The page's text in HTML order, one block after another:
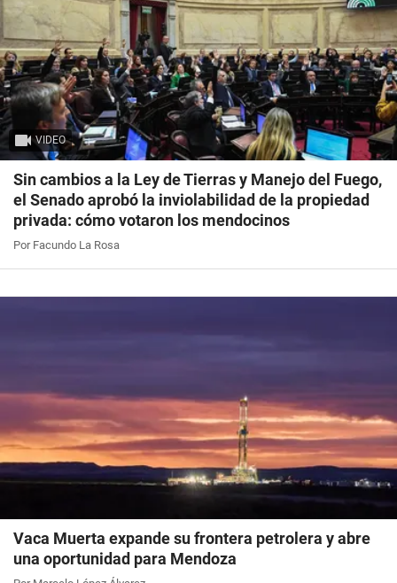
VIDEO
Sin cambios a la Ley de Tierras y Manejo del Fuego,
el Senado aprobó la inviolabilidad de la propiedad
privada: cómo votaron los mendocinos
Por Facundo La Rosa
Vaca Muerta expande su frontera petrolera y abre
una oportunidad para Mendoza